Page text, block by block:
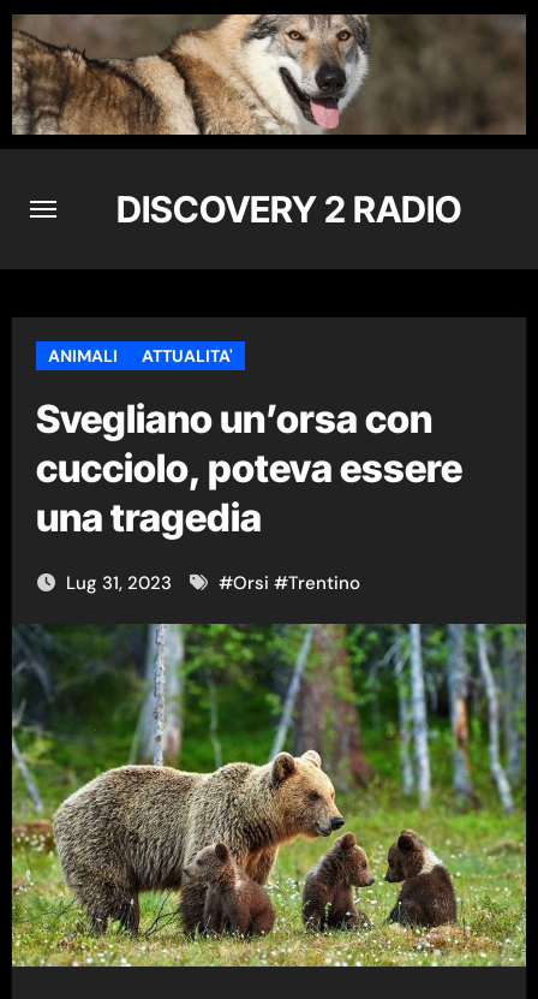
Skip
to
content
DISCOVERY 2 RADIO
ANIMALI ATTUALITA'
Svegliano un’orsa con
cucciolo, poteva essere
una tragedia
Lug 31, 2023 #Orsi #Trentino